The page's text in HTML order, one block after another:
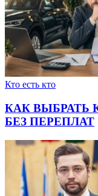
Кто есть кто
КАК ВЫБРАТЬ
БЕЗ ПЕРЕПЛАТ